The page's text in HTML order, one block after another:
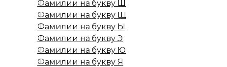
Фамилии на букву Ш
Фамилии на букву Щ
Фамилии на букву Ы
Фамилии на букву Э
Фамилии на букву Ю
Фамилии на букву Я